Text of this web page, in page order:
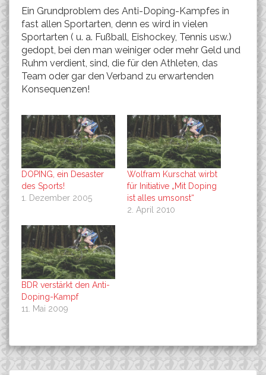
Ein Grundproblem des Anti-Doping-Kampfes in
fast allen Sportarten, denn es wird in vielen
Sportarten ( u. a. Fußball, Eishockey, Tennis usw.)
gedopt, bei den man weiniger oder mehr Geld und
Ruhm verdient, sind, die für den Athleten, das
Team oder gar den Verband zu erwartenden
Konsequenzen!
DOPING, ein Desaster
des Sports!
1. Dezember 2005
Wolfram Kurschat wirbt
für Initiative „Mit Doping
ist alles umsonst“
2. April 2010
BDR verstärkt den Anti-
Doping-Kampf
11. Mai 2009